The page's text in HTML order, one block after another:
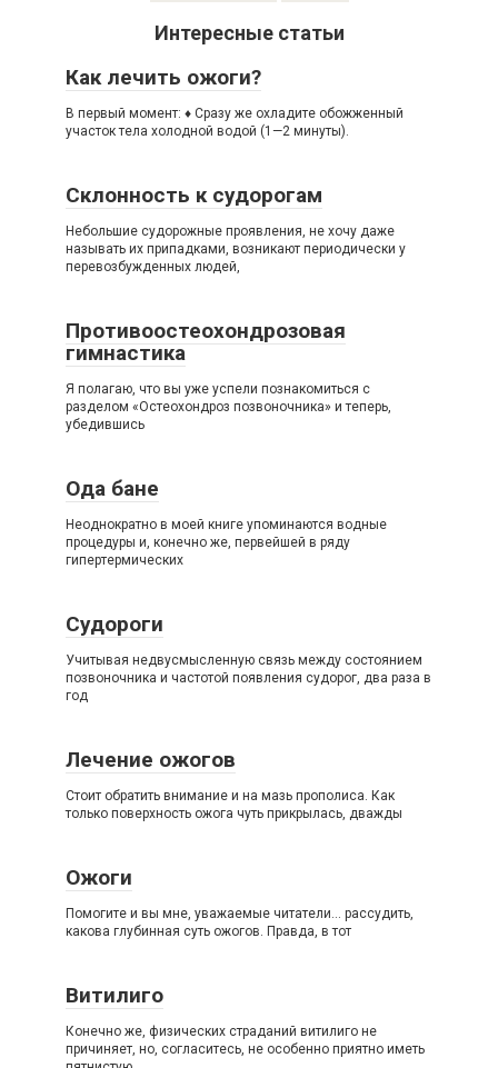
Интересные статьи
Как лечить ожоги?
В первый момент: ♦ Сразу же охладите обожженный
участок тела холодной водой (1—2 минуты).
Склонность к судорогам
Небольшие судорожные проявления, не хочу даже
называть их припадками, возникают периодически у
перевозбужденных людей,
Противоостеохондрозовая
гимнастика
Я полагаю, что вы уже успели познакомиться с
разделом «Остеохондроз позвоночника» и теперь,
убедившись
Ода бане
Неоднократно в моей книге упоминаются водные
процедуры и, конечно же, первейшей в ряду
гипертермических
Судороги
Учитывая недвусмысленную связь между состоянием
позвоночника и частотой появления судорог, два раза в
год
Лечение ожогов
Стоит обратить внимание и на мазь прополиса. Как
только поверхность ожога чуть прикрылась, дважды
Ожоги
Помогите и вы мне, уважаемые читатели… рассудить,
какова глубинная суть ожогов. Правда, в тот
Витилиго
Конечно же, физических страданий витилиго не
причиняет, но, согласитесь, не особенно приятно иметь